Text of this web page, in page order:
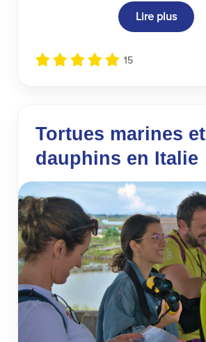
Lire plus
15
Tortues marines et
dauphins en Italie